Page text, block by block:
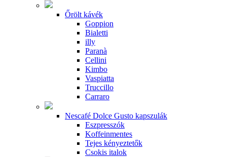
Őrölt kávék
Goppion
Bialetti
illy
Paranà
Cellini
Kimbo
Vaspiatta
Truccillo
Carraro
Nescafé Dolce Gusto kapszulák
Eszpresszók
Koffeinmentes
Tejes kényeztetők
Csokis italok